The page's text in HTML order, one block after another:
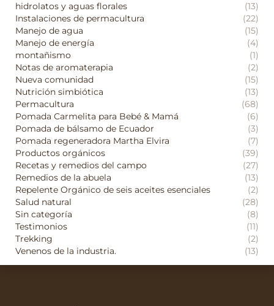
hidrolatos y aguas florales
(13)
Instalaciones de permacultura
(22)
Manejo de agua
(15)
Manejo de energía
(4)
montañismo
(1)
Notas de aromaterapia
(2)
Nueva comunidad
(15)
Nutrición simbiótica
(13)
Permacultura
(68)
Pomada Carmelita para Bebé & Mamá
(6)
Pomada de bálsamo de Ecuador
(3)
Pomada regeneradora Martha Elvira
(7)
Productos orgánicos
(39)
Recetas y remedios del campo
(27)
Remedios de la abuela
(13)
Repelente Orgánico de seis aceites esenciales
(2)
Salud natural
(28)
Sin categoría
(8)
Testimonios
(11)
Trekking
(2)
Venenos de la industria.
(13)